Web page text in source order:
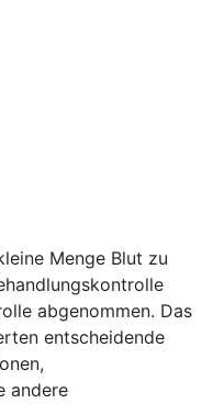
Menge Blut zu
abgenommen. Das
entscheidende
andere